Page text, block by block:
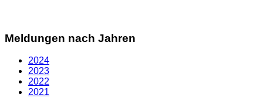
Meldungen nach Jahren
2024
2023
2022
2021